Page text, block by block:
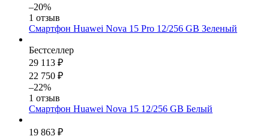
–20%
1 отзыв
Смартфон Huawei Nova 15 Pro 12/256 GB Зеленый
Бестселлер
29 113 ₽
22 750 ₽
–22%
1 отзыв
Смартфон Huawei Nova 15 12/256 GB Белый
19 863 ₽